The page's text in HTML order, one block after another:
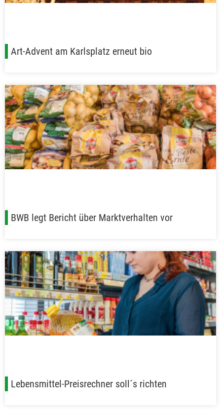
Art-Advent am Karlsplatz erneut bio
BWB legt Bericht über Marktverhalten vor
Lebensmittel-Preisrechner soll´s richten